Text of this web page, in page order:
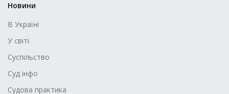
Новини
В Україні
У світі
Суспільство
Суд інфо
Судова практика